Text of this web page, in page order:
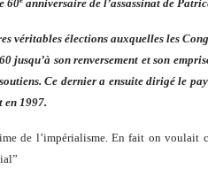
60 anniversaire de l’assassinat de
véritables élections auxquelles les
son renversement et son
Ce dernier a ensuite dirigé le
en 1997.
de l’impérialisme. En fait on voulait